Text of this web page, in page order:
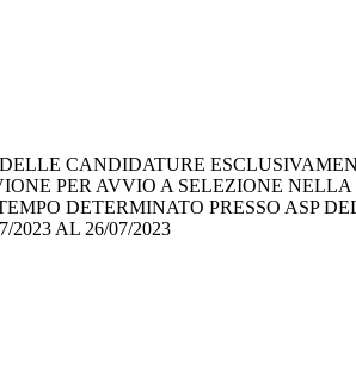
CANDIDATURE
PER AVVIO A SELEZIONE
DETERMINATO PRESSO ASP
AL 26/07/2023